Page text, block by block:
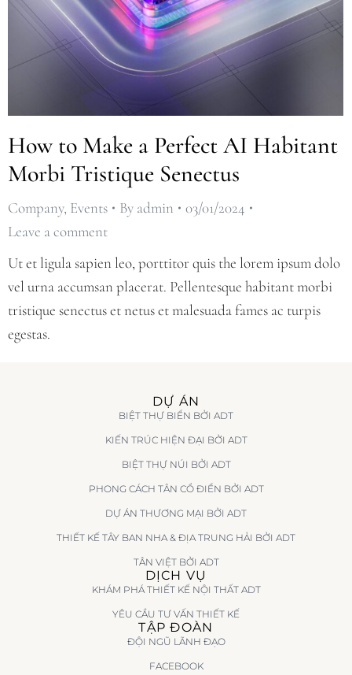
How to Make a Perfect AI Habitant
Morbi Tristique Senectus
Company, Events By admin
03/01/2024
Leave a comment
Ut et ligula sapien leo, porttitor quis the lorem ipsum dolo
vel urna accumsan placerat. Pellentesque habitant morbi
tristique senectus et netus et malesuada fames ac turpis
egestas.
DỰ ÁN
BIỆT THỰ BIỂN BỞI ADT
KIẾN TRÚC HIỆN ĐẠI BỞI ADT
BIỆT THỰ NÚI BỞI ADT
PHONG CÁCH TÂN CỔ ĐIỂN BỞI ADT
DỰ ÁN THƯƠNG MẠI BỞI ADT
THIẾT KẾ TÂY BAN NHA & ĐỊA TRUNG HẢI BỞI ADT
TÂN VIỆT BỞI ADT
DỊCH VỤ
KHÁM PHÁ THIẾT KẾ NỘI THẤT ADT
YÊU CẦU TƯ VẤN THIẾT KẾ
TẬP ĐOÀN
ĐỘI NGŨ LÃNH ĐẠO
FACEBOOK